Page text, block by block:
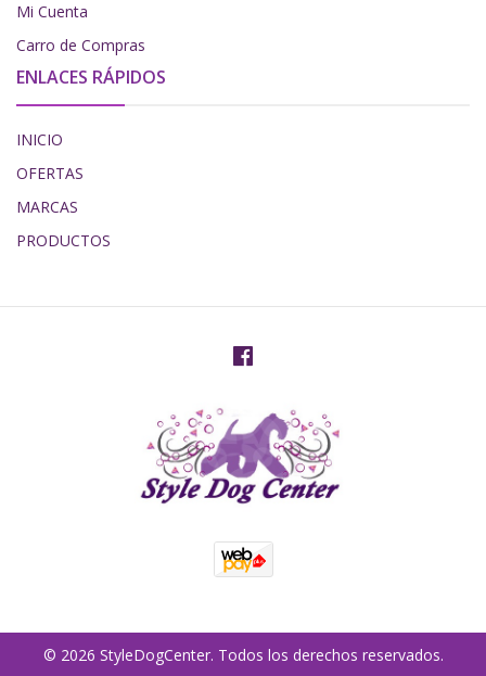
Mi Cuenta
Carro de Compras
ENLACES RÁPIDOS
INICIO
OFERTAS
MARCAS
PRODUCTOS
© 2026 StyleDogCenter. Todos los derechos reservados.